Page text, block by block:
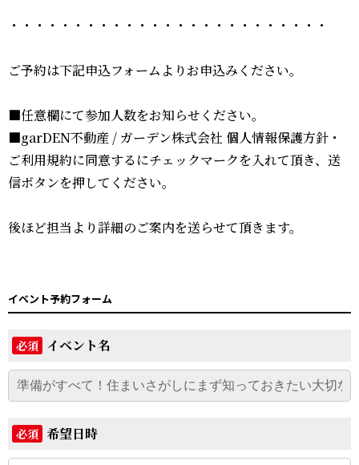
・・・・・・・・・・・・・・・・・・・・・・・・・
ご予約は下記申込フォームよりお申込みください。
■任意欄にて参加人数をお知らせください。
■garDEN不動産 / ガーデン株式会社 個人情報保護方針・
ご利用規約に同意するにチェックマークを入れて頂き、送
信ボタンを押してください。
後ほど担当より詳細のご案内を送らせて頂きます。
イベント予約フォーム
必須 イベント名
必須 希望日時